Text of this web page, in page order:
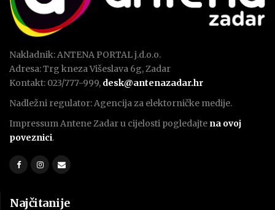
Nakladnik: ANTENA PORTAL j.d.o.o.
Adresa: Trg kneza Višeslava 6g, Zadar
Kontakt: 023/777-999, desk@antenazadar.hr
Nadležni regulator: Agencija za elektorničke medije.
Impressum Antene Zadar u cijelosti pogledajte na ovoj
poveznici.
Najčitanije